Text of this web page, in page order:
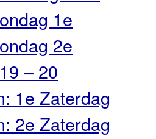
1e
2e
– 20
1e Zaterdag
2e Zaterdag